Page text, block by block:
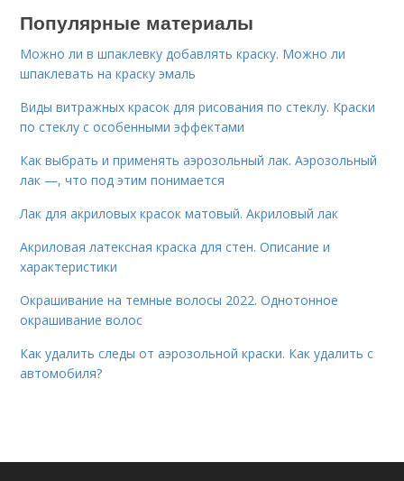
Популярные материалы
Можно ли в шпаклевку добавлять краску. Можно ли
шпаклевать на краску эмаль
Виды витражных красок для рисования по стеклу. Краски
по стеклу с особенными эффектами
Как выбрать и применять аэрозольный лак. Аэрозольный
лак —, что под этим понимается
Лак для акриловых красок матовый. Акриловый лак
Акриловая латексная краска для стен. Описание и
характеристики
Окрашивание на темные волосы 2022. Однотонное
окрашивание волос
Как удалить следы от аэрозольной краски. Как удалить с
автомобиля?